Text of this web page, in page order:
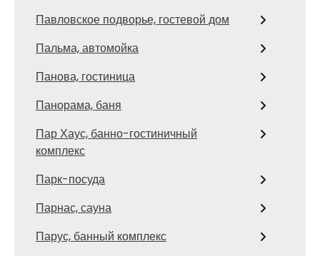
Павловское подворье, гостевой дом
Пальма, автомойка
Панова, гостиница
Панорама, баня
Пар Хаус, банно-гостиничный
комплекс
Парк-посуда
Парнас, сауна
Парус, банный комплекс